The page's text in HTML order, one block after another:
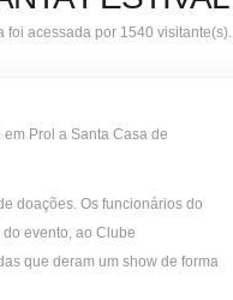
foi acessada por 1540 visitante(s).
Prol a Santa Casa de
doações. Os funcionários do
evento, ao Clube
que deram um show de forma